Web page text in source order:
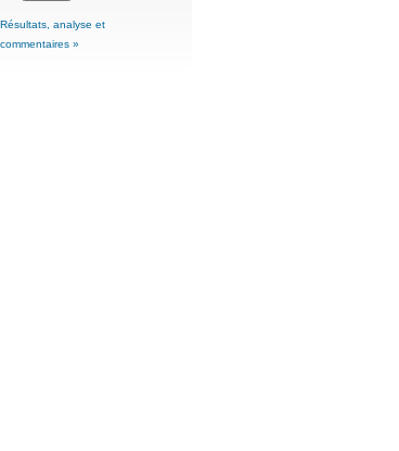
Résultats, analyse et
commentaires »